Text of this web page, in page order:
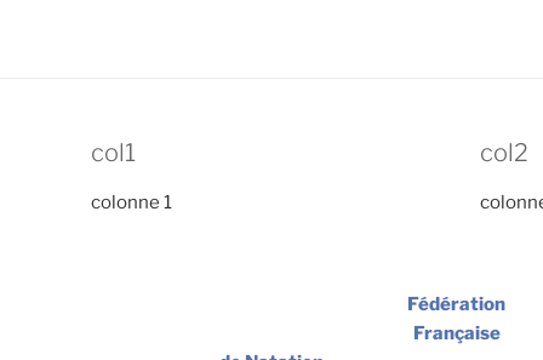
col1
colonne 1
col2
Fédération
Française